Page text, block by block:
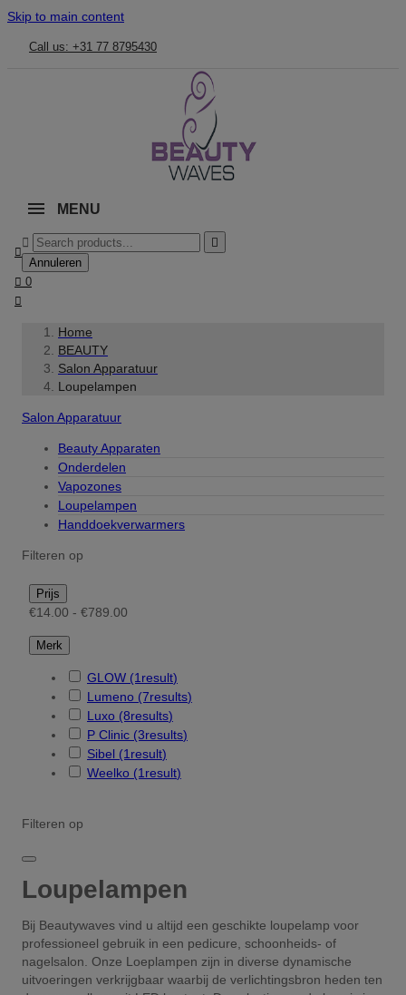
Skip to main content
Call us: +31 77 8795430
MENU



Annuleren
 0

Home
BEAUTY
Salon Apparatuur
Loupelampen
Salon Apparatuur
Beauty Apparaten
Onderdelen
Vapozones
Loupelampen
Handdoekverwarmers
Filteren op
Prijs
€14.00 - €789.00
Merk
GLOW (1 result)
Lumeno (7results)
Luxo (8results)
P Clinic (3results)
Sibel (1 result)
Weelko (1 result)
Filteren op
Loupelampen
Bij Beautywaves vind u altijd een geschikte loupelamp voor
professioneel gebruik in een pedicure, schoonheids- of
nagelsalon. Onze Loeplampen zijn in diverse dynamische
uitvoeringen verkrijgbaar waarbij de verlichtingsbron heden ten